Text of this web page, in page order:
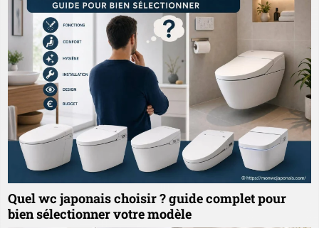
Quel wc japonais choisir ? guide complet pour
bien sélectionner votre modèle